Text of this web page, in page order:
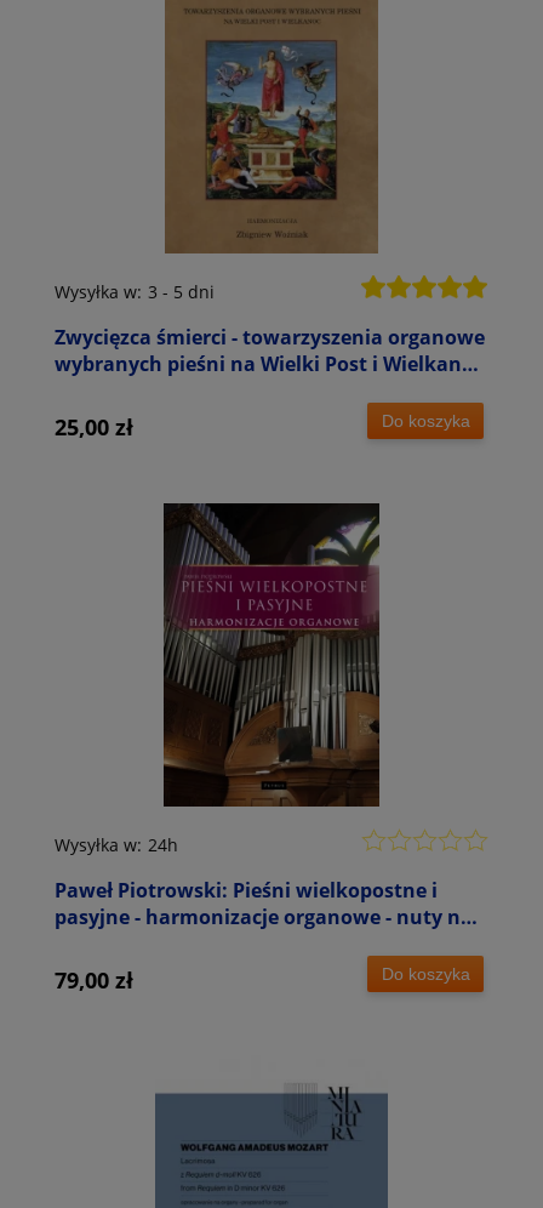
Zwycięzca śmierci - towarzyszenia organowe
wybranych pieśni na Wielki Post i Wielkanoc
Wysyłka w: 3 - 5 dni
25,00 zł Do koszyka
Paweł Piotrowski: Pieśni wielkopostne i
pasyjne - harmonizacje organowe - nuty na
Wysyłka w: 24h
79,00 zł Do koszyka